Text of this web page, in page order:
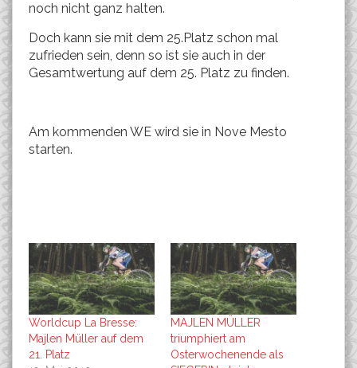
noch nicht ganz halten.
Doch kann sie mit dem 25.Platz schon mal
zufrieden sein, denn so ist sie auch in der
Gesamtwertung auf dem 25. Platz zu finden.
Am kommenden WE wird sie in Nove Mesto
starten.
Worldcup La Bresse:
Majlen Müller auf dem
21. Platz
MAJLEN MÜLLER
triumphiert am
Osterwochenende als